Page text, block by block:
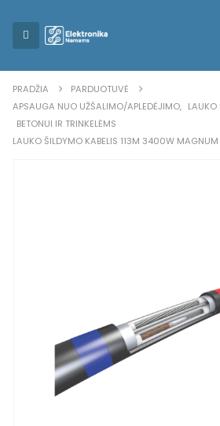
PRADŽIA
PARDUOTUVĖ
APSAUGA NUO UŽŠALIMO/APLEDĖJIMO, LAUKO
BETONUI IR TRINKELĖMS
LAUKO ŠILDYMO KABELIS 113M 3400W MAGNUM